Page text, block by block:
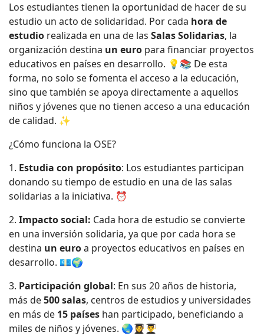
Los estudiantes tienen la oportunidad de hacer de su
estudio un acto de solidaridad. Por cada hora de
estudio realizada en una de las Salas Solidarias, la
organización destina un euro para financiar proyectos
educativos en países en desarrollo. 💡📚 De esta
forma, no solo se fomenta el acceso a la educación,
sino que también se apoya directamente a aquellos
niños y jóvenes que no tienen acceso a una educación
de calidad. ✨
¿Cómo funciona la OSE?
1. Estudia con propósito: Los estudiantes participan
donando su tiempo de estudio en una de las salas
solidarias a la iniciativa. ⏰
2. Impacto social: Cada hora de estudio se convierte
en una inversión solidaria, ya que por cada hora se
destina un euroa proyectos educativos en países en
desarrollo. 💶🌍
3. Participación global: En sus 20 años de historia,
más de500 salas, centros de estudios y universidades
en más de 15 países han participado, beneficiando a
miles de niños y jóvenes. 🌏👩‍🎓👨‍🎓